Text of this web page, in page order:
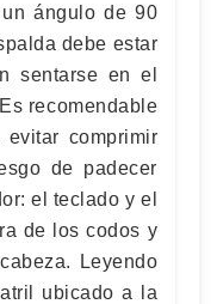
ángulo de 90
debe estar
sentarse en el
recomendable
comprimir
de padecer
el teclado y el
de los codos y
Leyendo
ubicado a la